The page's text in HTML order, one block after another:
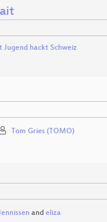
Jugend hackt Schweiz
Tom Gries (TOMO)
and eliza